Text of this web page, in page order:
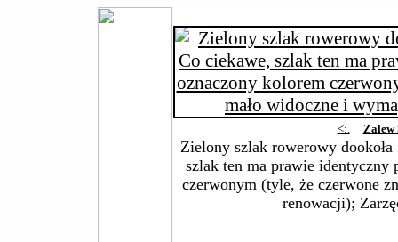
<:. Zalew
Zielony szlak rowerowy
szlak ten ma prawie identyczny
czerwonym (tyle, że czerwone
renowacji);